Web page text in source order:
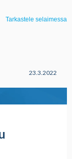
Tarkastele selaimessa
23.3.2022